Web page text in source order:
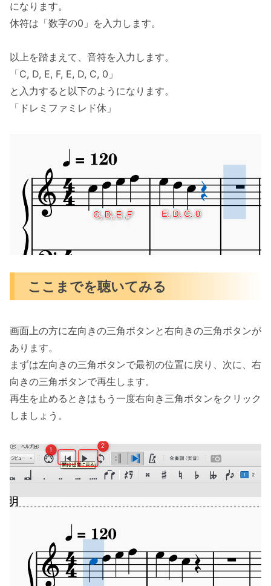
になります。
休符は「数字の0」を入力します。
以上を踏まえて、音符を入力します。
「C, D, E, F, E, D, C, 0」
と入力すると以下のようになります。
「ドレミファミレド休」
ここまでを聴いてみる
画面上の方に左向きの三角ボタンと右向きの三角ボタンが
あります。
まずは左向きの三角ボタンで最初の位置に戻り、次に、右
向きの三角ボタンで再生します。
再生を止めるときはもう一度右向き三角ボタンをクリック
しましょう。